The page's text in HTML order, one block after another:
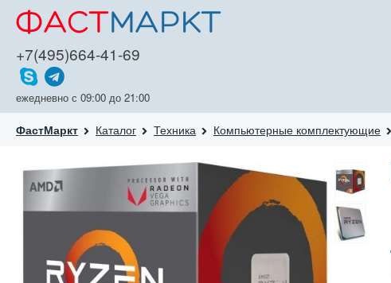
+7(495)664-41-69
ежедневно с 09:00 до 21:00
ФастМаркт Каталог Техника Компьютерные комплектующие